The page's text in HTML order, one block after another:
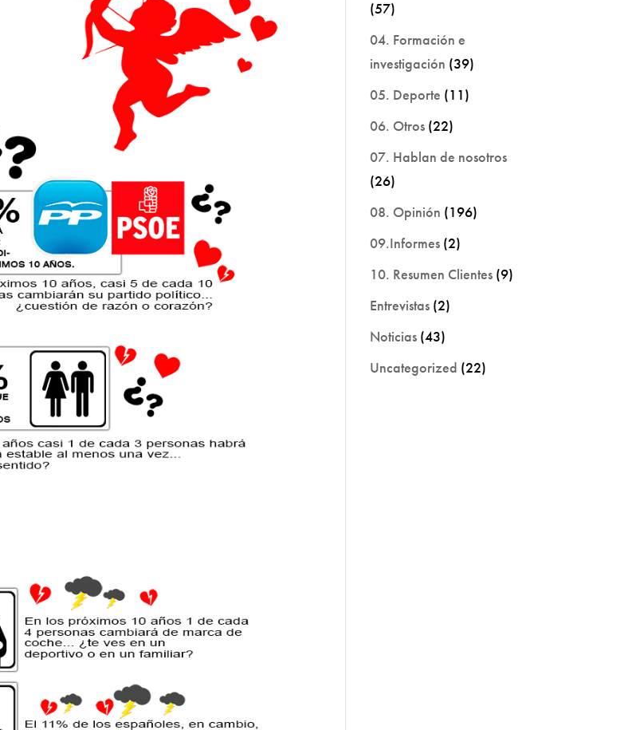
(57)
04. Formación e
investigación (39)
05. Deporte (11)
06. Otros (22)
07. Hablan de nosotros
(26)
08. Opinión (196)
09.Informes (2)
10. Resumen Clientes (9)
Entrevistas (2)
Noticias (43)
Uncategorized (22)